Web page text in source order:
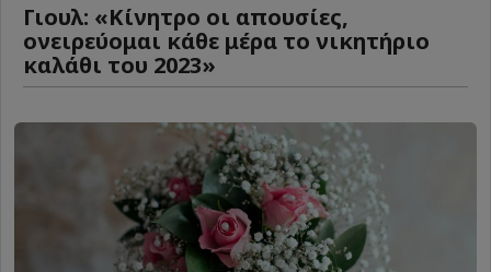
Γιουλ: «Κίνητρο οι απουσίες,
ονειρεύομαι κάθε μέρα το νικητήριο
καλάθι του 2023»